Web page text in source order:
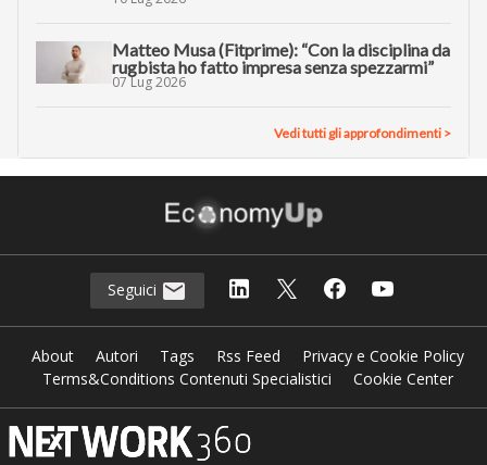
Matteo Musa (Fitprime): “Con la disciplina da
rugbista ho fatto impresa senza spezzarmi”
07 Lug 2026
Vedi tutti gli approfondimenti >
Seguici
About Autori Tags Rss Feed
Privacy e Cookie Policy
Terms&Conditions Contenuti Specialistici
Cookie Center